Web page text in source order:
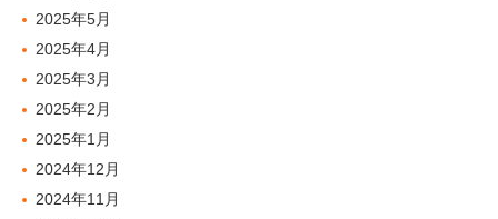
2025年5月
2025年4月
2025年3月
2025年2月
2025年1月
2024年12月
2024年11月